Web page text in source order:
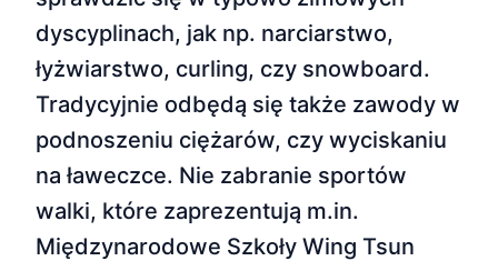
dyscyplinach, jak np. narciarstwo,
łyżwiarstwo, curling, czy snowboard.
Tradycyjnie odbędą się także zawody w
podnoszeniu ciężarów, czy wyciskaniu
na ławeczce. Nie zabranie sportów
walki, które zaprezentują m.in.
Międzynarodowe Szkoły Wing Tsun